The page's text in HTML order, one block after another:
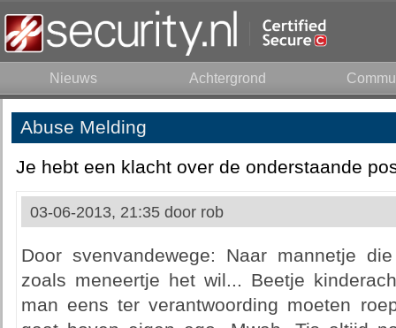
Nieuws Achtergrond
Abuse Melding
Je hebt een klacht over de onderstaande
03-06-2013, 21:35 door rob
Door svenvandewege: Naar mannetje
zoals meneertje het wil... Beetje
man eens ter verantwoording moeten